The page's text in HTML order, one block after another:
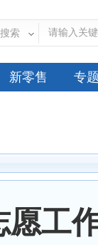
搜索
新零售 专
工